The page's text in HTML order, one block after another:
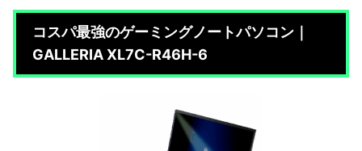
コスパ最強のゲーミングノートパソコン｜
GALLERIA XL7C-R46H-6